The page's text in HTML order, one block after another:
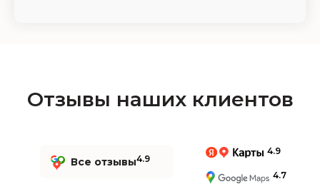
Отзывы наших клиентов
Все отзывы4.9
4.7
4.9